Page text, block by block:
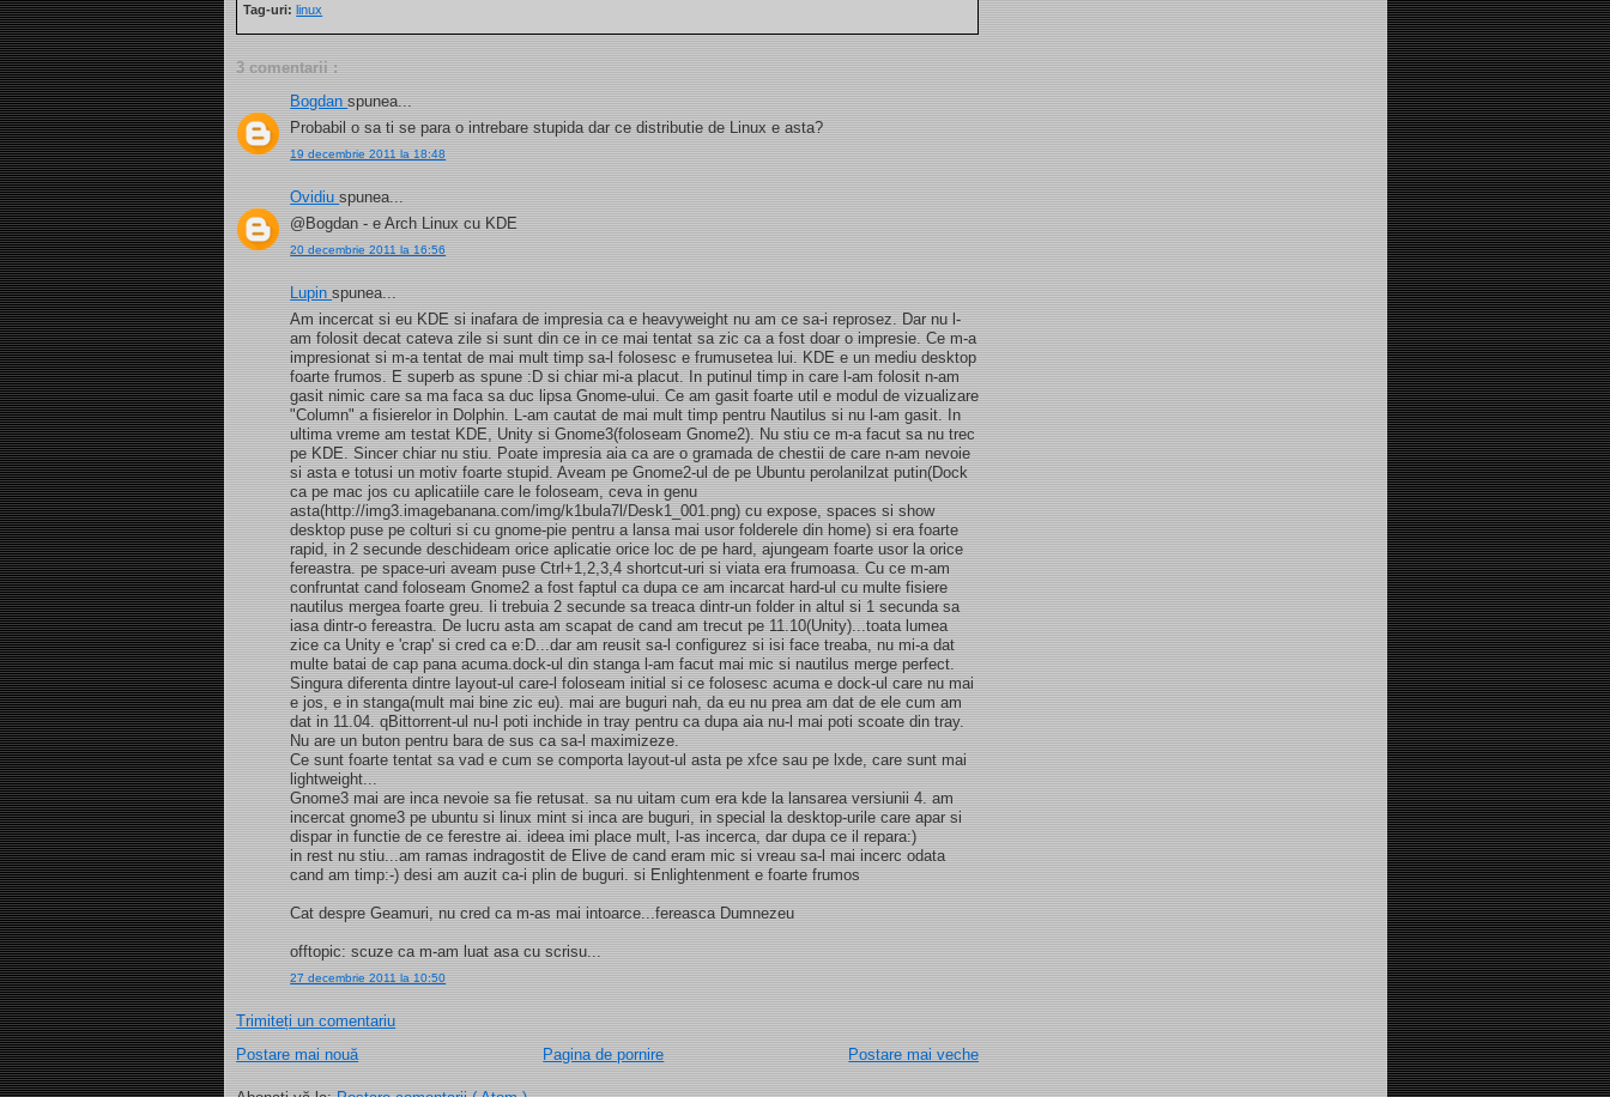
Tag-uri:linux
3 comentarii :
Bogdanspunea...
Probabil o sa ti se para o intrebare stupida dar ce distributie de Linux e asta?
19 decembrie 2011 la 18:48
Ovidiuspunea...
@Bogdan - e Arch Linux cu KDE
20 decembrie 2011 la 16:56
Lupinspunea...
Am incercat si eu KDE si inafara de impresia ca e heavyweight nu am ce sa-i reprosez. Dar nu l-
am folosit decat cateva zile si sunt din ce in ce mai tentat sa zic ca a fost doar o impresie. Ce m-a
impresionat si m-a tentat de mai mult timp sa-l folosesc e frumusetea lui. KDE e un mediu desktop
foarte frumos. E superb as spune :D si chiar mi-a placut. In putinul timp in care l-am folosit n-am
gasit nimic care sa ma faca sa duc lipsa Gnome-ului. Ce am gasit foarte util e modul de vizualizare
"Column" a fisierelor in Dolphin. L-am cautat de mai mult timp pentru Nautilus si nu l-am gasit. In
ultima vreme am testat KDE, Unity si Gnome3(foloseam Gnome2). Nu stiu ce m-a facut sa nu trec
pe KDE. Sincer chiar nu stiu. Poate impresia aia ca are o gramada de chestii de care n-am nevoie
si asta e totusi un motiv foarte stupid. Aveam pe Gnome2-ul de pe Ubuntu perolanilzat putin(Dock
ca pe mac jos cu aplicatiile care le foloseam, ceva in genu
asta(http://img3.imagebanana.com/img/k1bula7l/Desk1_001.png) cu expose, spaces si show
desktop puse pe colturi si cu gnome-pie pentru a lansa mai usor folderele din home) si era foarte
rapid, in 2 secunde deschideam orice aplicatie orice loc de pe hard, ajungeam foarte usor la orice
fereastra. pe space-uri aveam puse Ctrl+1,2,3,4 shortcut-uri si viata era frumoasa. Cu ce m-am
confruntat cand foloseam Gnome2 a fost faptul ca dupa ce am incarcat hard-ul cu multe fisiere
nautilus mergea foarte greu. Ii trebuia 2 secunde sa treaca dintr-un folder in altul si 1 secunda sa
iasa dintr-o fereastra. De lucru asta am scapat de cand am trecut pe 11.10(Unity)...toata lumea
zice ca Unity e 'crap' si cred ca e:D...dar am reusit sa-l configurez si isi face treaba, nu mi-a dat
multe batai de cap pana acuma.dock-ul din stanga l-am facut mai mic si nautilus merge perfect.
Singura diferenta dintre layout-ul care-l foloseam initial si ce folosesc acuma e dock-ul care nu mai
e jos, e in stanga(mult mai bine zic eu). mai are buguri nah, da eu nu prea am dat de ele cum am
dat in 11.04. qBittorrent-ul nu-l poti inchide in tray pentru ca dupa aia nu-l mai poti scoate din tray.
Nu are un buton pentru bara de sus ca sa-l maximizeze.
Ce sunt foarte tentat sa vad e cum se comporta layout-ul asta pe xfce sau pe lxde, care sunt mai
lightweight...
Gnome3 mai are inca nevoie sa fie retusat. sa nu uitam cum era kde la lansarea versiunii 4. am
incercat gnome3 pe ubuntu si linux mint si inca are buguri, in special la desktop-urile care apar si
dispar in functie de ce ferestre ai. ideea imi place mult, l-as incerca, dar dupa ce il repara:)
in rest nu stiu...am ramas indragostit de Elive de cand eram mic si vreau sa-l mai incerc odata
cand am timp:-) desi am auzit ca-i plin de buguri. si Enlightenment e foarte frumos
Cat despre Geamuri, nu cred ca m-as mai intoarce...fereasca Dumnezeu
offtopic: scuze ca m-am luat asa cu scrisu...
27 decembrie 2011 la 10:50
Trimiteți un comentariu
Postare mai nouă
Postare mai veche
Pagina de pornire